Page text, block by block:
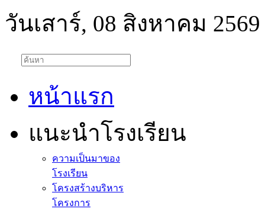
วันเสาร์, 08 สิงหาคม 2569
หน้าแรก
แนะนำโรงเรียน
ความเป็นมาของ
โรงเรียน
โครงสร้างบริหาร
โครงการ